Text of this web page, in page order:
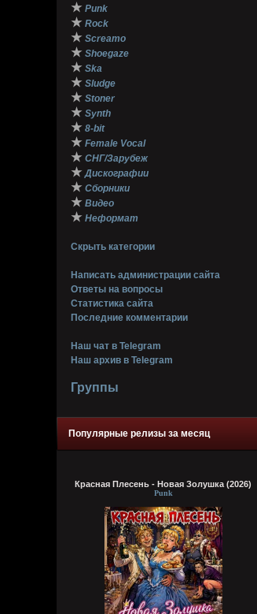
★ Punk
★ Rock
★ Screamo
★ Shoegaze
★ Ska
★ Sludge
★ Stoner
★ Synth
★ 8-bit
★ Female Vocal
★ СНГ/Зарубеж
★ Дискографии
★ Сборники
★ Видео
★ Неформат
Скрыть категории
Написать администрации сайта
Ответы на вопросы
Статистика сайта
Последние комментарии
Наш чат в Telegram
Наш архив в Telegram
Группы
Популярные релизы за месяц
Красная Плесень - Новая Золушка (2026)
Punk